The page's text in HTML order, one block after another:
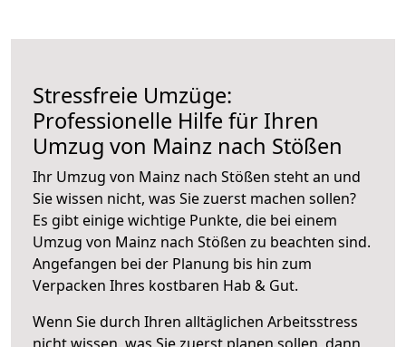
Stressfreie Umzüge:
Professionelle Hilfe für Ihren
Umzug von Mainz nach Stößen
Ihr Umzug von Mainz nach Stößen steht an und
Sie wissen nicht, was Sie zuerst machen sollen?
Es gibt einige wichtige Punkte, die bei einem
Umzug von Mainz nach Stößen zu beachten sind.
Angefangen bei der Planung bis hin zum
Verpacken Ihres kostbaren Hab & Gut.
Wenn Sie durch Ihren alltäglichen Arbeitsstress